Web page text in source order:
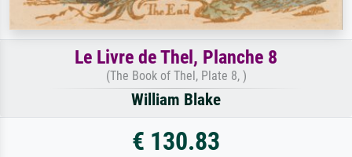
Le Livre de Thel, Planche 8
(The Book of Thel, Plate 8, )
William Blake
€ 130.83